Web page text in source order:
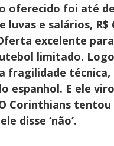
oferecido foi até
luvas e salários, R$
excelente
limitado.
fragilidade
espanhol. E ele
Corinthians tentou
disse ‘não’.